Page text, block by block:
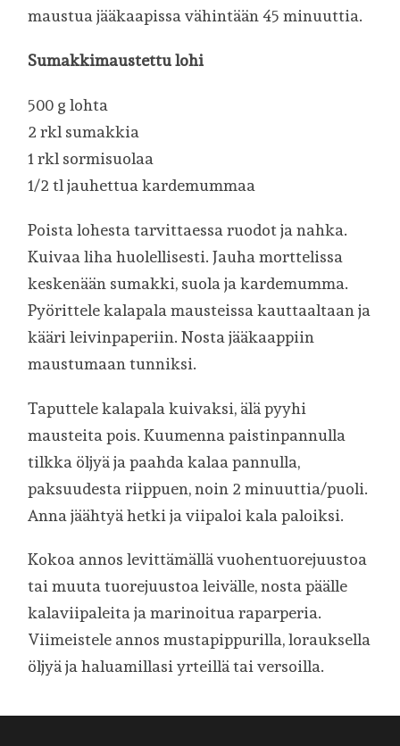
maustua jääkaapissa vähintään 45 minuuttia.
Sumakkimaustettu lohi
500 g lohta
2 rkl sumakkia
1 rkl sormisuolaa
1/2 tl jauhettua kardemummaa
Poista lohesta tarvittaessa ruodot ja nahka.
Kuivaa liha huolellisesti. Jauha morttelissa
keskenään sumakki, suola ja kardemumma.
Pyörittele kalapala mausteissa kauttaaltaan ja
kääri leivinpaperiin. Nosta jääkaappiin
maustumaan tunniksi.
Taputtele kalapala kuivaksi, älä pyyhi
mausteita pois. Kuumenna paistinpannulla
tilkka öljyä ja paahda kalaa pannulla,
paksuudesta riippuen, noin 2 minuuttia/puoli.
Anna jäähtyä hetki ja viipaloi kala paloiksi.
Kokoa annos levittämällä vuohentuorejuustoa
tai muuta tuorejuustoa leivälle, nosta päälle
kalaviipaleita ja marinoitua raparperia.
Viimeistele annos mustapippurilla, lorauksella
öljyä ja haluamillasi yrteillä tai versoilla.